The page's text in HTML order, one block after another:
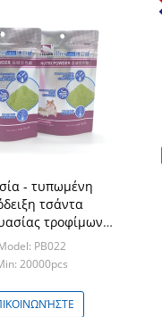
- τυπωμένη
τσάντα
τροφίμων
Mylar με
PB022
20000pcs